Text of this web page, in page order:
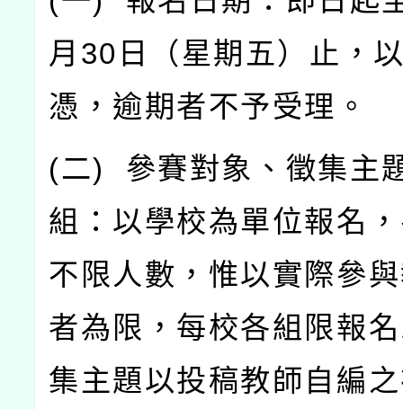
月 30 日（星期五）止，
憑，逾期者不予受理。
(二) 參賽對象、徵集主
組：以學校為單位報名
不限人數，惟以實際參
者為限，每校各組限報名
集主題以投稿教師自編